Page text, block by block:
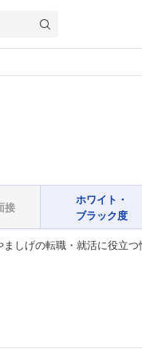
接
ホワイト・
ブラック度
しげの転職・就活に役立